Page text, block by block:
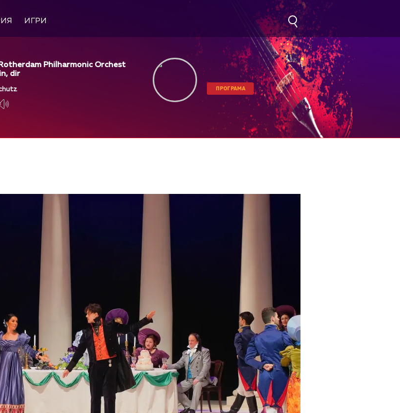
ИГРИ
Philharmonic Orchest
dir
ПРОГРАМА